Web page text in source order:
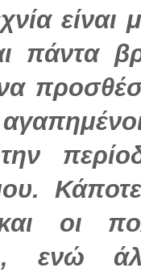
είναι
πάντα
οι
ενώ